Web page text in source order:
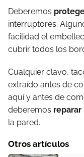
Deberemos
interruptores.
facilidad el
cubrir todos los
Cualquier clavo,
extraído antes de
aquí y antes de
deberemos
la pared.
Otros artículos